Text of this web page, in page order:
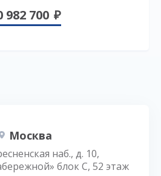
982 700
Москва
наб., д. 10,
блок С, 52 этаж